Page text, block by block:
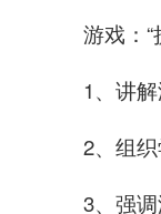
游戏：“
1、讲
2、组
3、强调